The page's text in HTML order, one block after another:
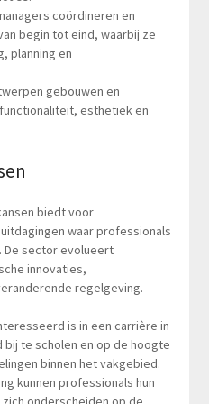
coördineren en
begin tot eind, waarbij ze
planning en
gebouwen en
esthetiek en
biedt voor
waar professionals
De sector evolueert
innovaties,
regelgeving.
is in een carrière in
te scholen en op de hoogte
binnen het vakgebied.
kunnen professionals hun